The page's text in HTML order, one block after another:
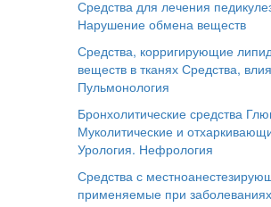
Средства для лечения
Нарушение обмена веществ
Средства, корригирующие
веществ в тканях Средства,
Пульмонология
Бронхолитические средства
Муколитические и
Урология. Нефрология
Средства с
применяемые при